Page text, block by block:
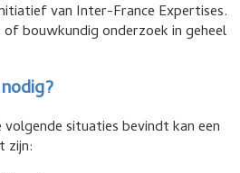
van Inter-France Expertises.
bouwkundig onderzoek in geheel
volgende situaties bevindt kan een
zijn: